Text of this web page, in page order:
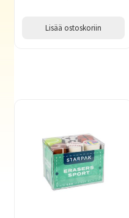
Lisää ostoskoriin